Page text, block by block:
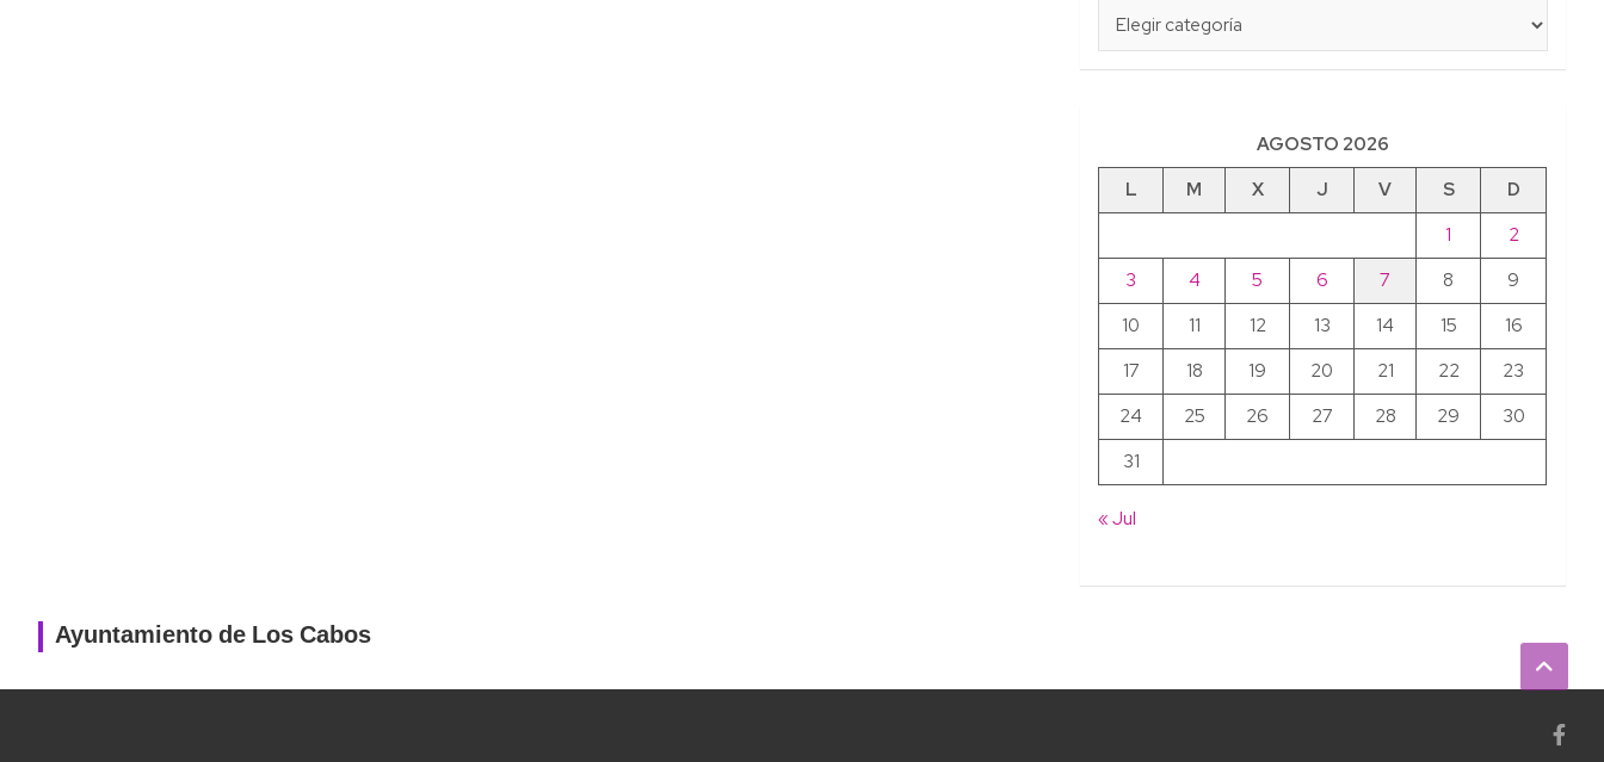
AGOSTO 2026
L
M X J V S
D
1
2
3
4 5 6 7 8
9
10
11 12 13 14 15
16
17
18 19 20 21 22
23
24
25 26 27 28 29
30
31
« Jul
Ayuntamiento de Los Cabos